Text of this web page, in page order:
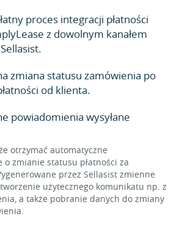
proces integracji płatności
z dowolnym kanałem
zmiana statusu zamówienia po
od klienta.
powiadomienia wysyłane
otrzymać automatyczne
o zmianie statusu płatności za
przez Sellasist zmienne
użytecznego komunikatu np. z
a także pobranie danych do zmiany